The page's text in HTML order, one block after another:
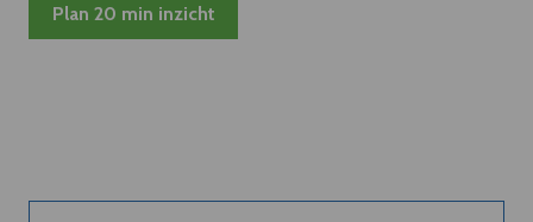
Plan 20 min inzicht